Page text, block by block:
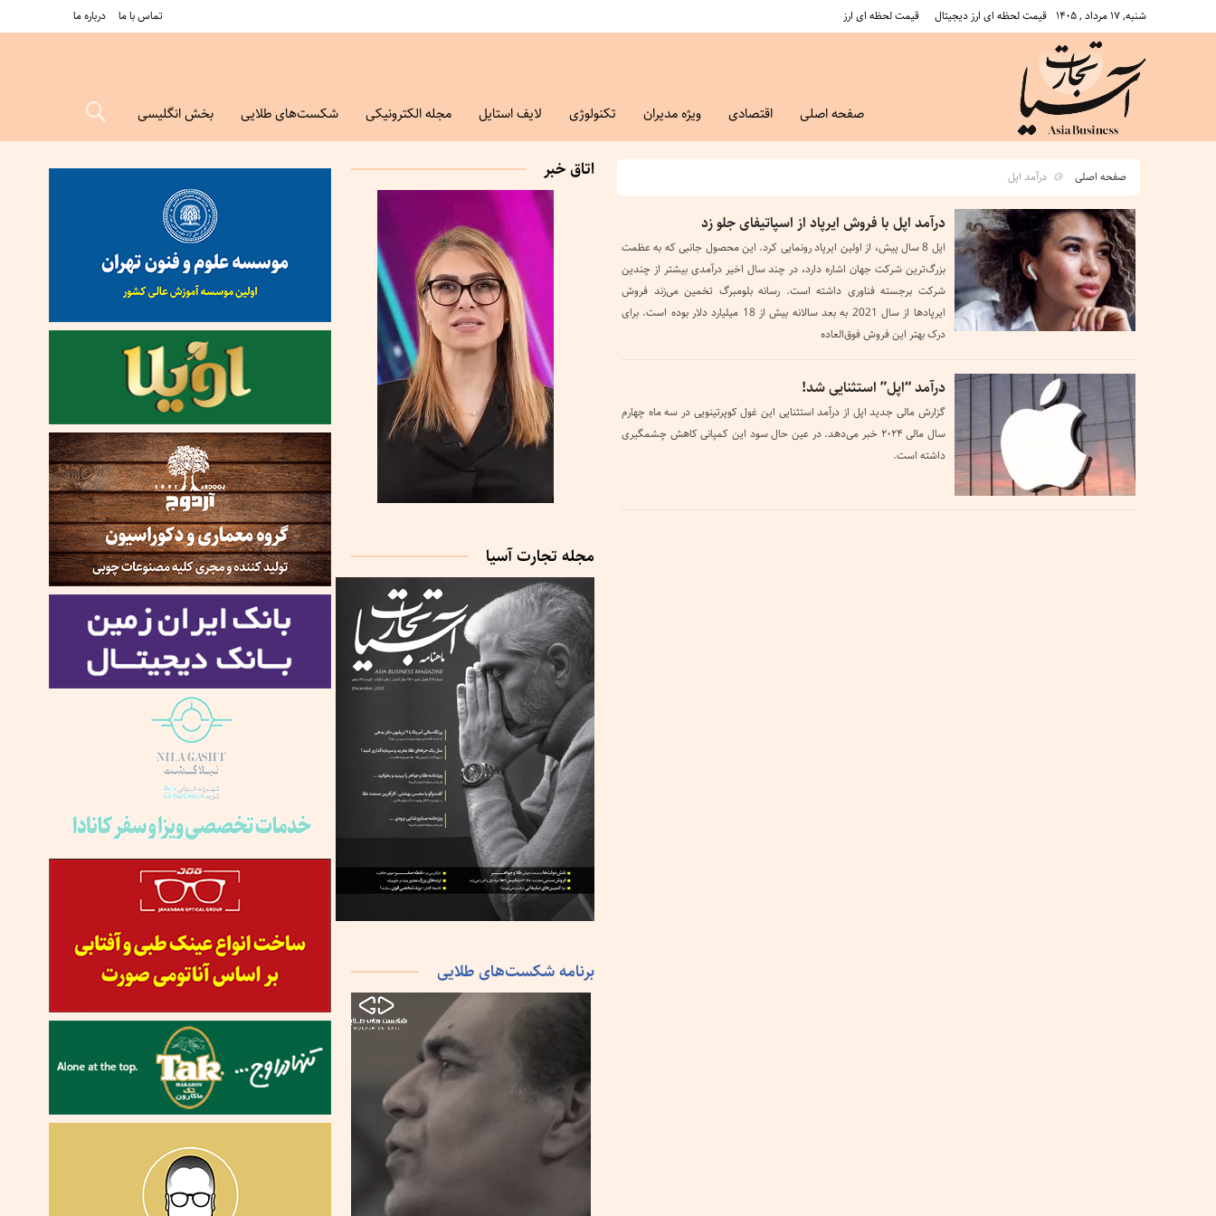
درباره ما تماس با ما شنبه, ۱۷ مرداد , ۱۴۰۵ قیمت لحظه ای ارز دیجیتال قیمت لحظه ای ارز
صفحه اصلی اقتصادی ویژه مدیران تکنولوژی لایف استایل مجله الکترونیکی شکست‌های طلایی بخش انگلیسی
صفحه اصلی درآمد اپل
درآمد اپل با فروش ایرپاد از اسپاتیفای جلو زد
اپل 8 سال پیش، از اولین ایرپاد رونمایی کرد. این محصول جانبی که به عظمت
بزرگ‌ترین شرکت جهان اشاره دارد، در چند سال اخیر درآمدی بیشتر از چندین
شرکت برجسته فناوری داشته است. رسانه بلومبرگ تخمین می‌زند فروش
ایرپادها از سال 2021 به بعد سالانه بیش از 18 میلیارد دلار بوده است. برای
درک بهتر این فروش فوق‌العاده
درآمد “اپل” استثنایی شد!
گزارش مالی جدید اپل از درآمد استثنایی این غول کوپرتینویی در سه ماه چهارم
سال مالی ۲۰۲۴ خبر می‌دهد. در عین حال سود این کمپانی کاهش چشمگیری
داشته است.
اتاق خبر
مجله تجارت آسیا
برنامه شکست‌های طلایی